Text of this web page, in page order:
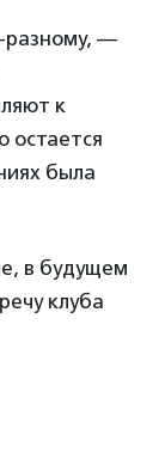
разному, —
к
остается
была
в будущем
клуба